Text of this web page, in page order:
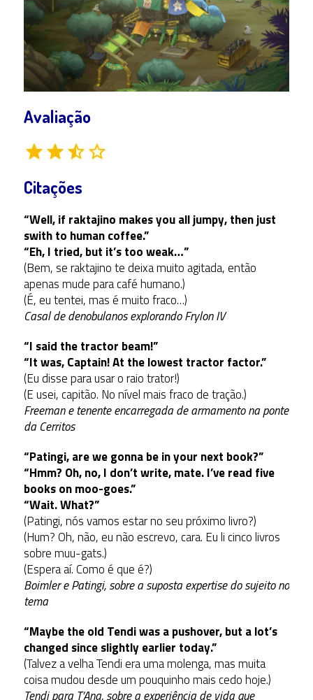
Avaliação
Citações
“Well, if raktajino makes you all jumpy, then just
swith to human coffee.”
“Eh, I tried, but it’s too weak…”
(Bem, se raktajino te deixa muito agitada, então
apenas mude para café humano.)
(É, eu tentei, mas é muito fraco…)
Casal de denobulanos explorando Frylon IV
“I said the tractor beam!”
“It was, Captain! At the lowest tractor factor.”
(Eu disse para usar o raio trator!)
(E usei, capitão. No nível mais fraco de tração.)
Freeman e tenente encarregada de armamento na ponte
da Cerritos
“Patingi, are we gonna be in your next book?”
“Hmm? Oh, no, I don’t write, mate. I’ve read five
books on moo-goes.”
“Wait. What?”
(Patingi, nós vamos estar no seu próximo livro?)
(Hum? Oh, não, eu não escrevo, cara. Eu li cinco livros
sobre muu-gats.)
(Espera aí. Como é que é?)
Boimler e Patingi, sobre a suposta expertise do sujeito no
tema
“Maybe the old Tendi was a pushover, but a lot’s
changed since slightly earlier today.”
(Talvez a velha Tendi era uma molenga, mas muita
coisa mudou desde um pouquinho mais cedo hoje.)
Tendi para T’Ana, sobre a experiência de vida que